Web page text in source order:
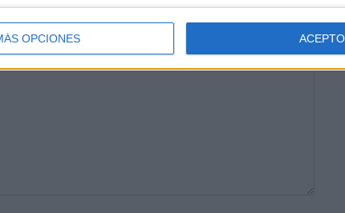
OPCIONES ACEPTO
Los campos obligatorios están marcados con*